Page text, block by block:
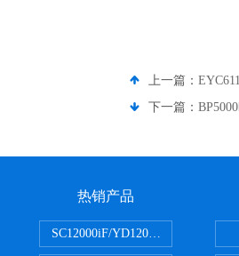
上一篇：
下一篇：
热销产品
SC12000iF/YD12000大疆T30用